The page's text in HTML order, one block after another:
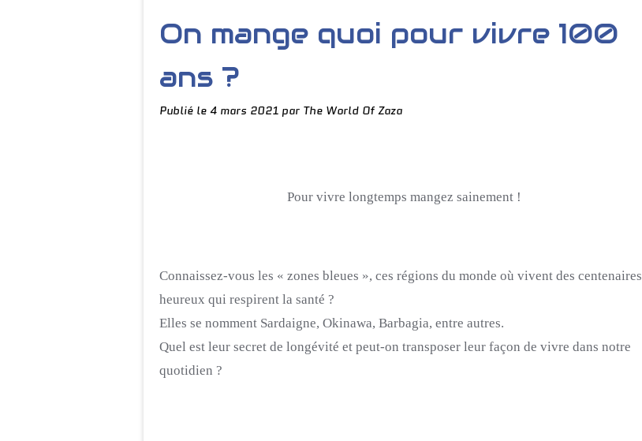
On mange quoi pour vivre 100
ans ?
Publié le 4 mars 2021 par The World Of Zaza
Pour vivre longtemps mangez sainement !
Connaissez-vous les « zones bleues », ces régions du monde où vivent des centenaires
heureux qui respirent la santé ?
Elles se nomment Sardaigne, Okinawa, Barbagia, entre autres.
Quel est leur secret de longévité et peut-on transposer leur façon de vivre dans notre
quotidien ?